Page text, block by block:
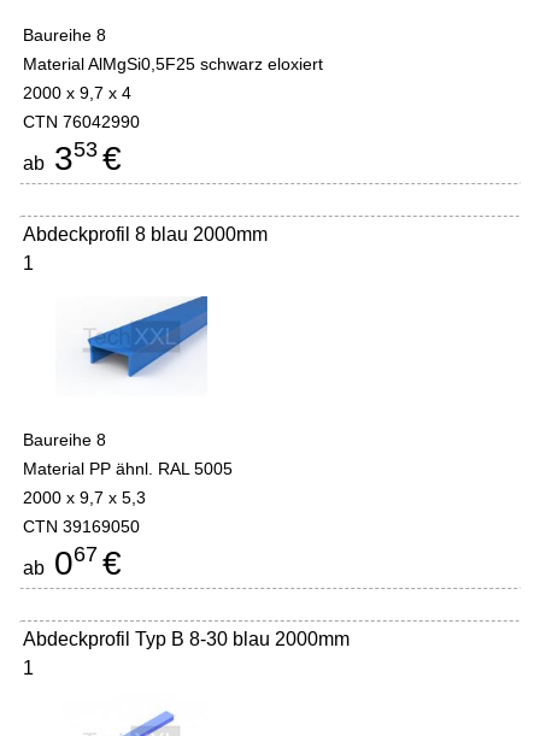
Baureihe 8
Material AlMgSi0,5F25 schwarz eloxiert
2000 x 9,7 x 4
CTN 76042990
ab 353 €
Abdeckprofil 8 blau 2000mm
1
Baureihe 8
Material PP ähnl. RAL 5005
2000 x 9,7 x 5,3
CTN 39169050
ab 067 €
Abdeckprofil Typ B 8-30 blau 2000mm
1